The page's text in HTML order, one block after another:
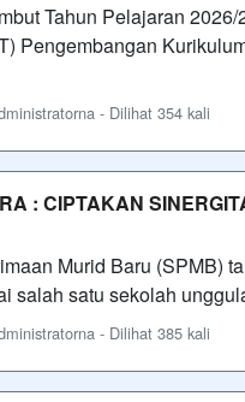
Tahun Pelajaran
Pengembangan
- Dilihat 354 kali
: CIPTAKAN
Murid Baru (SPMB)
salah satu sekolah
- Dilihat 385 kali